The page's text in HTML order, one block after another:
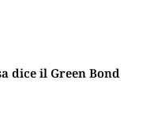
dice il Green Bond